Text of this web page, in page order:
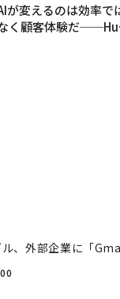
が変えるのは効率で
く顧客体験だ
ル、外部企業に「